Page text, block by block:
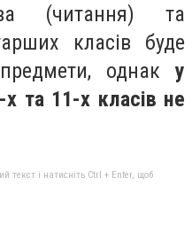
(читання) та
класів буде
однак у
та 11-х класів не
текст і натисніть Ctrl + Enter, щоб